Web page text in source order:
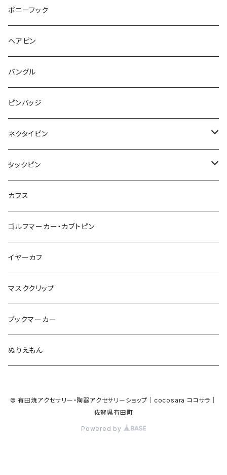
こいのぼり
マーブル
カメオ
星
鳥
アルファベット
ハロウィン
マーブル
こいのぼり
てんとう虫
鳥
食品
カメラ
食品
ハロウィン
カモフラージュ
square
天使
リボン
カメラ
レッサーパンダ
ブタ
雲
月
惑星
星
唐津土
lip
フルーツ
アイスクリーム
マーブル
音楽
カメオ
ハート
モザイク
パン
くま
コアラ
羊
牛
カメ
イルカ
カエル
ラッコ
フルーツ
さくらんぼ
レモン
てんとう虫
野菜
雲
月
惑星
星
こいのぼり
カメラ
音楽
バイオリン
カメオ
バルーン
マーメイド
メガネ
カメラ
リボン
ラリエット
モザイク
ハート
アルファベット
ハロウィン
紐
鳥
バルーン
マーブル
カモフラージュ
フルーツ
パン
ガラス
リボン
マーブル
鳥
星
アルファベット
ハロウィン
カメオ
2トーン
ハート
ポニーフック
ヘアピン
バングル
ピンバッジ
ネクタイピン
結び
スクエア
タックピン
結び
カフス
ゴルフマーカー・カブトピン
イヤーカフ
マスククリップ
ブックマーカー
ぬりえもん
© 有田焼アクセサリー・陶器アクセサリーショップ｜cocosara ココサラ｜
佐賀県有田町
Powered by